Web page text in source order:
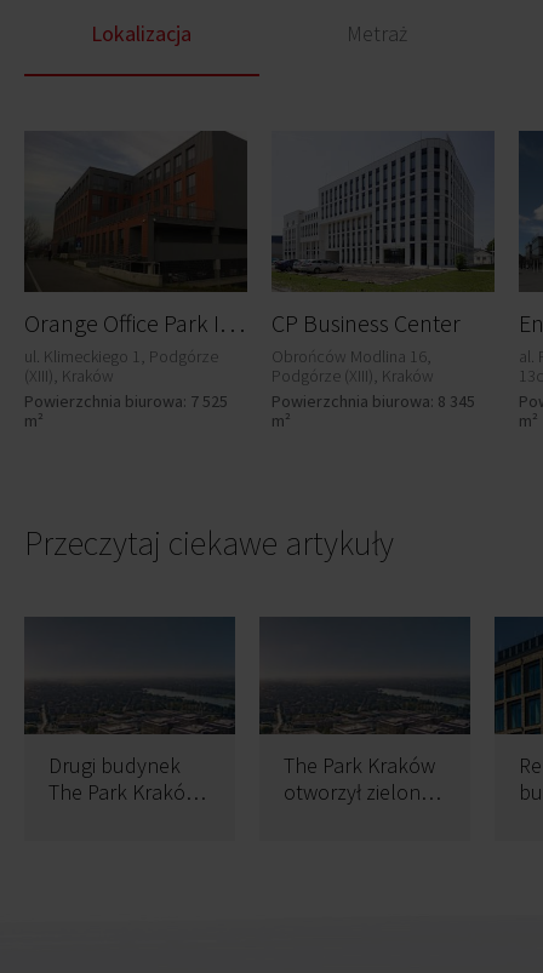
Lokalizacja Metraż
O
range Office Park II (Rotterdam)
ul. Klimeckiego 1, Podgórze
(XIII), Kraków
Powierzchnia biurowa: 7 525
m²
CP Business Center
Obrońców Modlina 16,
Podgórze (XIII), Kraków
Powierzchnia biurowa: 8 345
m²
al.
m²
Przeczytaj ciekawe artykuły
Drugi budynek
The Park Kraków
The Park Kraków
otworzył zieloną